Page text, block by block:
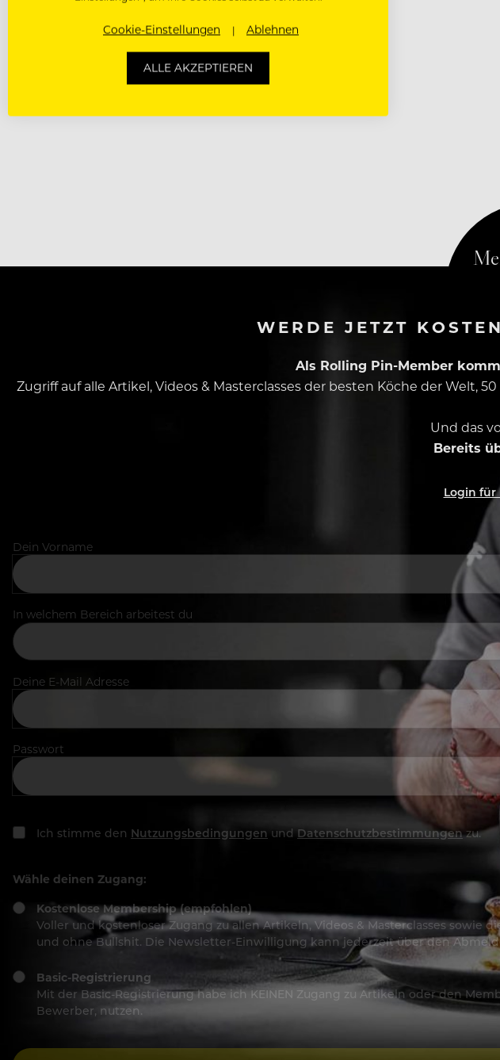
WERDE JETZT
Als Rolling Pin-Member
Zugriff auf alle Artikel, Videos & Masterclasses der besten Köche der Welt,
Und das
Bereits
Login für
Dein Vorname
In welchem Bereich arbeitest du
Deine E-Mail Adresse
Passwort
Ich stimme den Nutzungsbedingungen und Datenschutzbestimmungenzu.
Wähle deinen Zugang:
Kostenlose Membership (empfohlen)
Voller und kostenloser Zugang zu allen Artikeln, Videos & Masterclasses
und ohne Bullshit. Die Newsletter-Einwilligung kann jederzeit über den
Basic-Registrierung
Mit der Basic-Registrierung habe ich KEINEN Zugang zu Artikeln oder den
Bewerber, nutzen.
Cookie-Einstellungen Ablehnen
ALLE AKZEPTIEREN